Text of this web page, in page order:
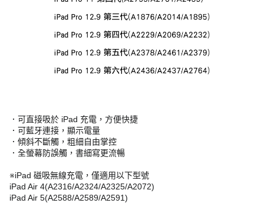
．可直接吸於 iPad 充電，方便快捷
．可藍牙連接，顯示電量
．傾斜不斷觸，粗細自由掌控
．全螢幕防誤觸，書細寫更流暢
※iPad 磁吸無線充電，僅適用以下型號
iPad Air 4(A2316/A2324/A2325/A2072)
iPad Air 5(A2588/A2589/A2591)